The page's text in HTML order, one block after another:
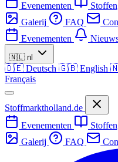
Evenementen
Galerij
FAQ
Evenementen
🇳🇱 nl
🇩🇪 Deutsch 🇬🇧 English
Français
Stoffmarktholland.de
Evenementen
Galerij
FAQ